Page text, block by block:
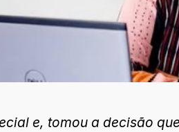
e, tomou a decisão